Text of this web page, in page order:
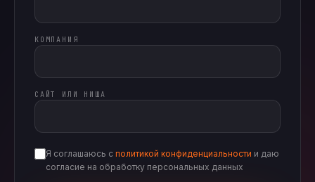
КОМПАНИЯ
САЙТ ИЛИ НИША
Я соглашаюсь с политикой конфиденциальности и даю
согласие на обработку персональных данных